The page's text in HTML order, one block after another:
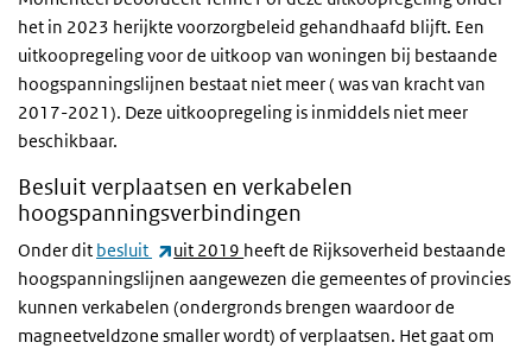
het in 2023 herijkte voorzorgbeleid gehandhaafd blijft. Een
uitkoopregeling voor de uitkoop van woningen bij bestaande
hoogspanningslijnen bestaat niet meer ( was van kracht van
2017-2021). Deze uitkoopregeling is inmiddels niet meer
beschikbaar.
Besluit verplaatsen en verkabelen
hoogspanningsverbindingen
Onder dit besluit (externe link)
uit 2019 heeft de Rijksoverheid bestaande
hoogspanningslijnen aangewezen die gemeentes of provincies
kunnen verkabelen (ondergronds brengen waardoor de
magneetveldzone smaller wordt) of verplaatsen. Het gaat om